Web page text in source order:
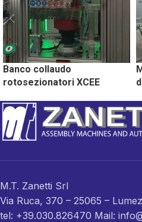
Banco collaudo
rotosezionatori XCEE
M.T. Zanetti Srl
Via Ruca, 370 – 25065 –
tel: +39.030.826470 Mail: